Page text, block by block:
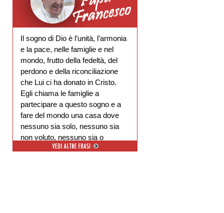
Il sogno di Dio è l’unità, l’armonia
e la pace, nelle famiglie e nel
mondo, frutto della fedeltà, del
perdono e della riconciliazione
che Lui ci ha donato in Cristo.
Egli chiama le famiglie a
partecipare a questo sogno e a
fare del mondo una casa dove
nessuno sia solo, nessuno sia
non voluto, nessuno sia o